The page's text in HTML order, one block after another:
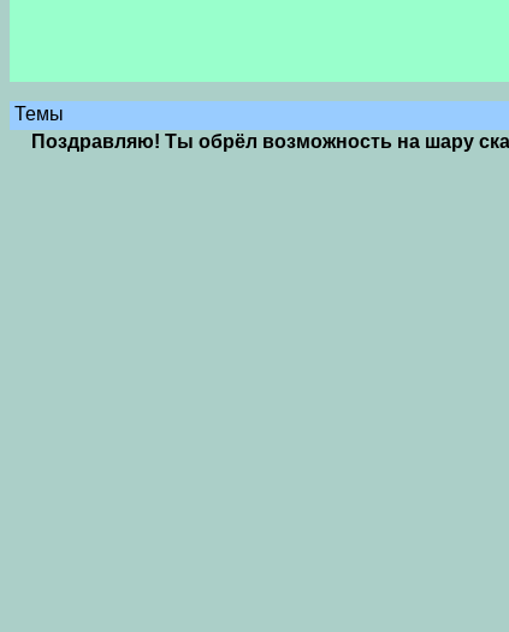
Темы
Поздравляю! Ты обрёл возможность на шару